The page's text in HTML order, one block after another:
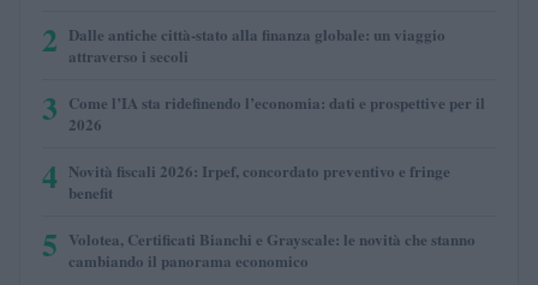
2 Dalle antiche città-stato alla finanza globale: un viaggio
attraverso i secoli
3 Come l’IA sta ridefinendo l’economia: dati e prospettive per il
2026
4 Novità fiscali 2026: Irpef, concordato preventivo e fringe
benefit
5 Volotea, Certificati Bianchi e Grayscale: le novità che stanno
cambiando il panorama economico